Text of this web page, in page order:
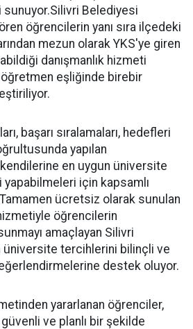
sunuyor.Silivri Belediyesi
öğrencilerin yanı sıra ilçedeki
mezun olarak YKS'ye giren
danışmanlık hizmeti
öğretmen eşliğinde birebir
başarı sıralamaları, hedefleri
yapılan
en uygun üniversite
için kapsamlı
ücretsiz olarak sunulan
öğrencilerin
amaçlayan Silivri
üniversite tercihlerini bilinçli ve
destek oluyor.
yararlanan öğrenciler,
ve planlı bir şekilde